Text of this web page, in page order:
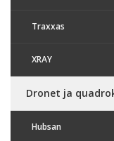
Traxxas
XRAY
Dronet ja
Hubsan